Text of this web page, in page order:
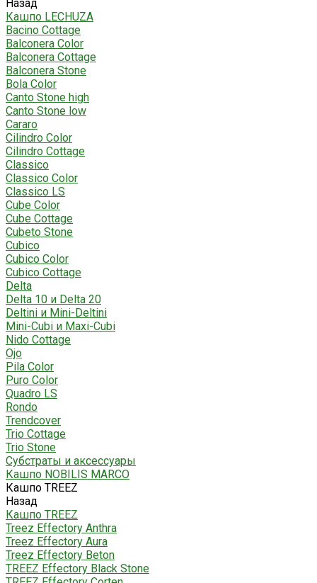
Назад
Кашпо LECHUZA
Bacino Cottage
Balconera Color
Balconera Cottage
Balconera Stone
Bola Color
Canto Stone high
Canto Stone low
Cararo
Cilindro Color
Cilindro Cottage
Classico
Classico Color
Classico LS
Cube Color
Cube Cottage
Cubeto Stone
Cubico
Cubico Color
Cubico Cottage
Delta
Delta 10 и Delta 20
Deltini и Mini-Deltini
Mini-Cubi и Maxi-Cubi
Nido Cottage
Ojo
Pila Color
Puro Color
Quadro LS
Rondo
Trendcover
Trio Cottage
Trio Stone
Субстраты и аксессуары
Кашпо NOBILIS MARCO
Кашпо TREEZ
Назад
Кашпо TREEZ
Treez Effectory Anthra
Treez Effectory Aura
Treez Effectory Beton
TREEZ Effectory Black Stone